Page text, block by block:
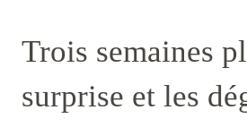
Trois semaines
surprise et les